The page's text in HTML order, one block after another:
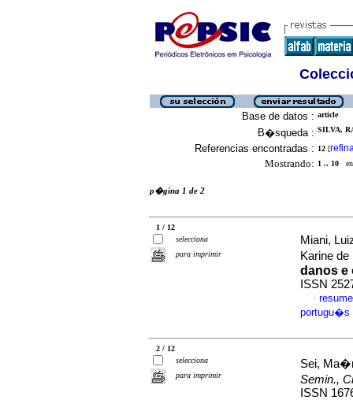
Base de datos : article
B�squeda : SILVA,
Referencias encontradas : 12 [
Mostrando: 1 .. 10 en
p�gina 1 de 2
1 / 12
selecciona
para imprimir
Miani,
Karine de
danos e
ISSN
·
portugu�s
2 / 12
selecciona
para imprimir
Sei,
Semin.,
ISSN